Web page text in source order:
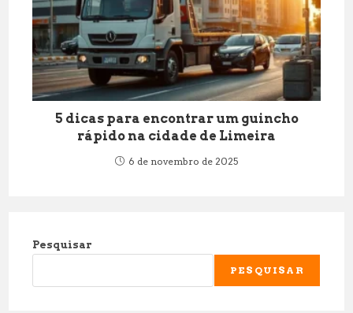
5 dicas para encontrar um guincho
rápido na cidade de Limeira
6 de novembro de 2025
Pesquisar
PESQUISAR